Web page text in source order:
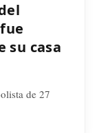
su casa
de 27